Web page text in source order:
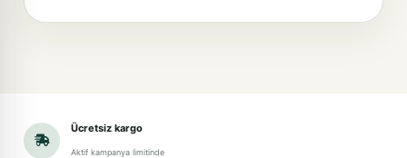
Ücretsiz kargo
Aktif kampanya limitinde